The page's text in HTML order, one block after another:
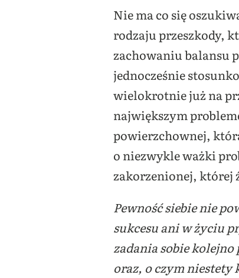
Nie ma co się
rodzaju przeszkody,
zachowaniu balansu
jednocześnie
wielokrotnie już na
największym
powierzchownej,
o niezwykle ważki
zakorzenionej, której
Pewność siebie nie
sukcesu ani w życiu
zadania sobie kolejno
oraz, o czym niestety